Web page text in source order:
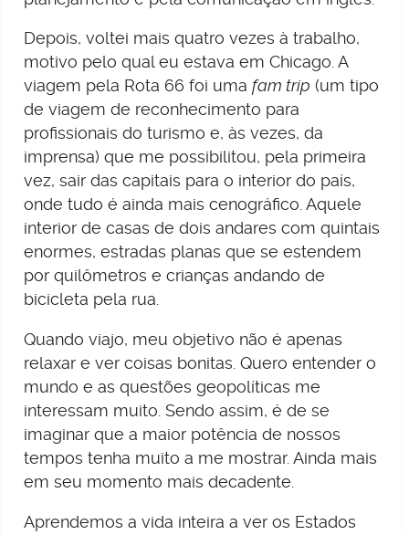
Depois, voltei mais quatro vezes à trabalho,
motivo pelo qual eu estava em Chicago. A
viagem pela Rota 66 foi uma fam trip (um tipo
de viagem de reconhecimento para
profissionais do turismo e, às vezes, da
imprensa) que me possibilitou, pela primeira
vez, sair das capitais para o interior do país,
onde tudo é ainda mais cenográfico. Aquele
interior de casas de dois andares com quintais
enormes, estradas planas que se estendem
por quilômetros e crianças andando de
bicicleta pela rua.
Quando viajo, meu objetivo não é apenas
relaxar e ver coisas bonitas. Quero entender o
mundo e as questões geopolíticas me
interessam muito. Sendo assim, é de se
imaginar que a maior potência de nossos
tempos tenha muito a me mostrar. Ainda mais
em seu momento mais decadente.
Aprendemos a vida inteira a ver os Estados